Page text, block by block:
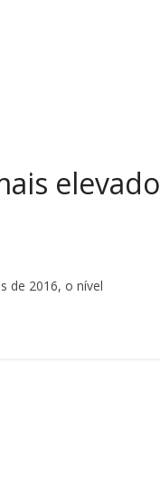
elevado
de 2016, o nível